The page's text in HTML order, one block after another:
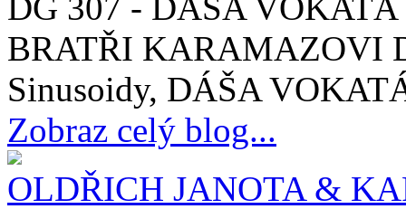
BRATŘI KARAMAZOVI
Sinusoidy, DÁŠA
Zobraz celý blog...
OLDŘICH JANOTA &